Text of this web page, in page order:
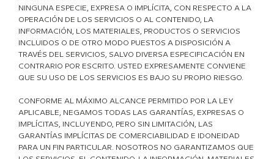
NINGUNA ESPECIE, EXPRESA O IMPLÍCITA, CON RESPECTO A LA
OPERACIÓN DE LOS SERVICIOS O AL CONTENIDO, LA
INFORMACIÓN, LOS MATERIALES, PRODUCTOS O SERVICIOS
INCLUIDOS O DE OTRO MODO PUESTOS A DISPOSICIÓN A
TRAVÉS DEL SERVICIOS, SALVO DIVERSA ESPECIFICACIÓN EN
CONTRARIO POR ESCRITO. USTED EXPRESAMENTE CONVIENE
QUE SU USO DE LOS SERVICIOS ES BAJO SU PROPIO RIESGO.
CONFORME AL MÁXIMO ALCANCE PERMITIDO POR LA LEY
APLICABLE, NEGAMOS TODAS LAS GARANTÍAS, EXPRESAS O
IMPLÍCITAS, INCLUYENDO, PERO SIN LIMITACIÓN, LAS
GARANTÍAS IMPLÍCITAS DE COMERCIABILIDAD E IDONEIDAD
PARA UN FIN PARTICULAR. NOSOTROS NO GARANTIZAMOS QUE